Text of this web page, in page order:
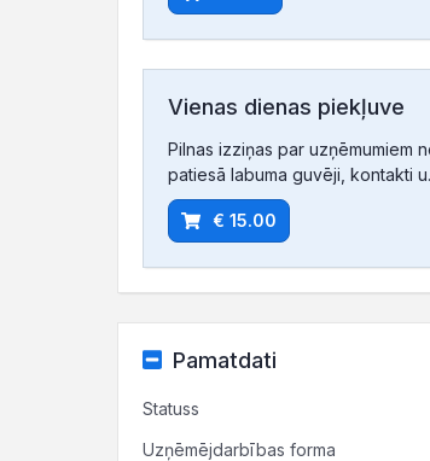
Vienas dienas piekļuve
Pilnas izziņas par uzņēmumiem
patiesā labuma guvēji, kontakti
€ 15.00
Pamatdati
Statuss
Uzņēmējdarbības forma